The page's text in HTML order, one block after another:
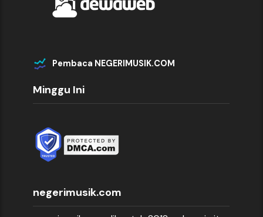
Pembaca NEGERIMUSIK.COM
Minggu Ini
negerimusik.com